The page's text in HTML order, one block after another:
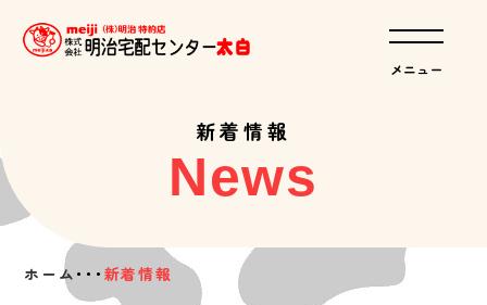
新着情報
News
ホーム ･･･ 新着情報